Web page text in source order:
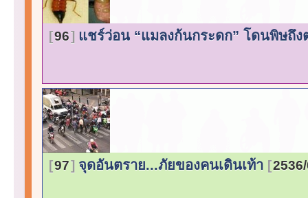
96 แชร์ว่อน “แมลงก้นกระดก” โดนพิษถึ
97 จุดอันตราย...ภัยของคนเดินเท้า